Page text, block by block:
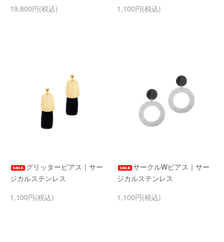
19,800円(税込)
1,100円(税込)
グリッターピアス｜サー
ジカルステンレス
1,100円(税込)
サークルWピアス｜サー
ジカルステンレス
1,100円(税込)